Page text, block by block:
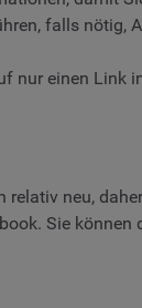
falls nötig,
nur einen
neu,
Sie